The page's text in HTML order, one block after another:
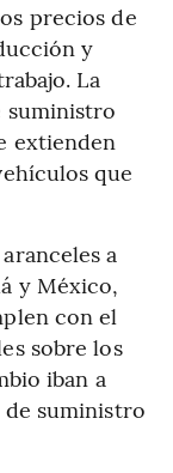
precios de
y
La
suministro
extienden
que
a
y México,
con el
sobre los
iban a
suministro